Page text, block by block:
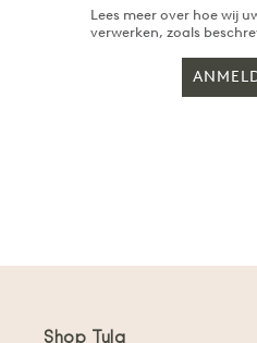
Lees meer over hoe wij
verwerken, zoals
Shop Tula